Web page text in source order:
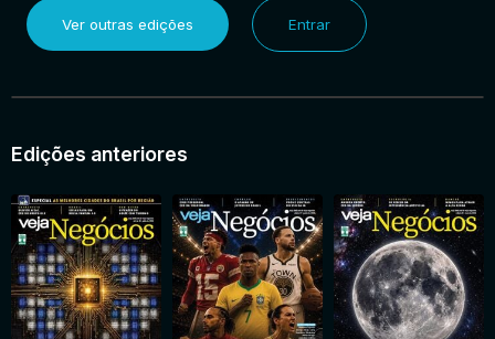
Ver outras edições Entrar
Edições anteriores